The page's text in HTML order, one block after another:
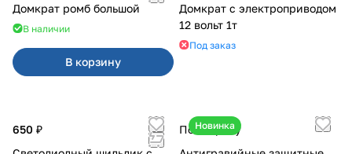
Домкрат ромб большой
В наличии
В корзину
Домкрат с электроприводом
12 вольт 1т
Под заказ
650 ₽
Новинка
По запросу